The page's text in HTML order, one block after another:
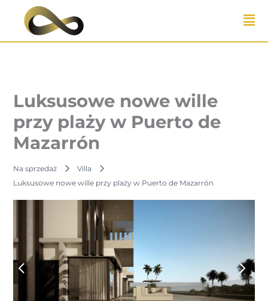
Przejdź
Luksusowe nowe wille
przy plaży w Puerto de
Mazarrón
Na sprzedaż
Villa
Luksusowe nowe wille przy plaży w Puerto de Mazarrón